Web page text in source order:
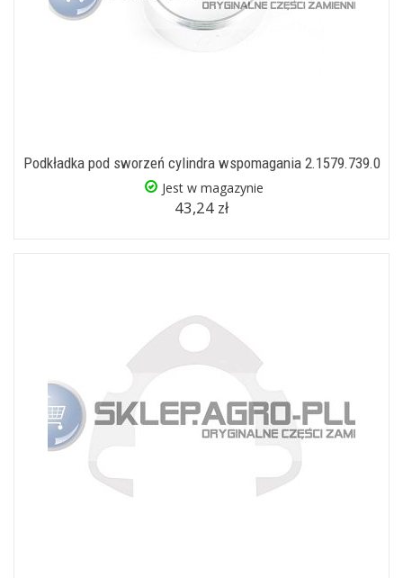
Podkładka pod sworzeń cylindra wspomagania 2.1579.739.0
Jest w magazynie
43,24 zł